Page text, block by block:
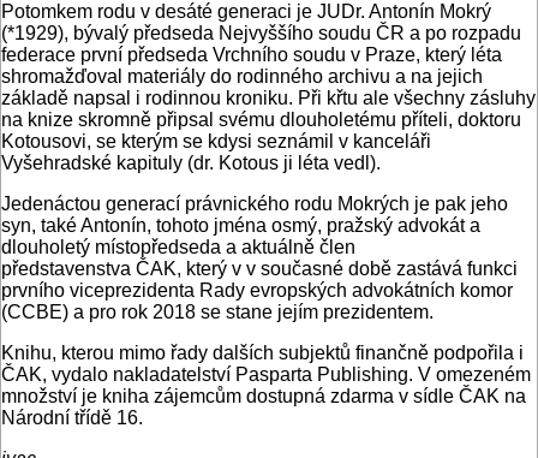
Potomkem rodu v desáté generaci je JUDr. Antonín Mokrý
(*1929), bývalý předseda Nejvyššího soudu ČR a po rozpadu
federace první předseda Vrchního soudu v Praze, který léta
shromažďoval materiály do rodinného archivu a na jejich
základě napsal i rodinnou kroniku. Při křtu ale všechny zásluhy
na knize skromně připsal svému dlouholetému příteli, doktoru
Kotousovi, se kterým se kdysi seznámil v kanceláři
Vyšehradské kapituly (dr. Kotous ji léta vedl).
Jedenáctou generací právnického rodu Mokrých je pak jeho
syn, také Antonín, tohoto jména osmý, pražský advokát a
dlouholetý místopředseda a aktuálně člen
představenstva ČAK, který v v současné době zastává funkci
prvního viceprezidenta Rady evropských advokátních komor
(CCBE) a pro rok 2018 se stane jejím prezidentem.
Knihu, kterou mimo řady dalších subjektů finančně podpořila i
ČAK, vydalo nakladatelství Pasparta Publishing. V omezeném
množství je kniha zájemcům dostupná zdarma v sídle ČAK na
Národní třídě 16.